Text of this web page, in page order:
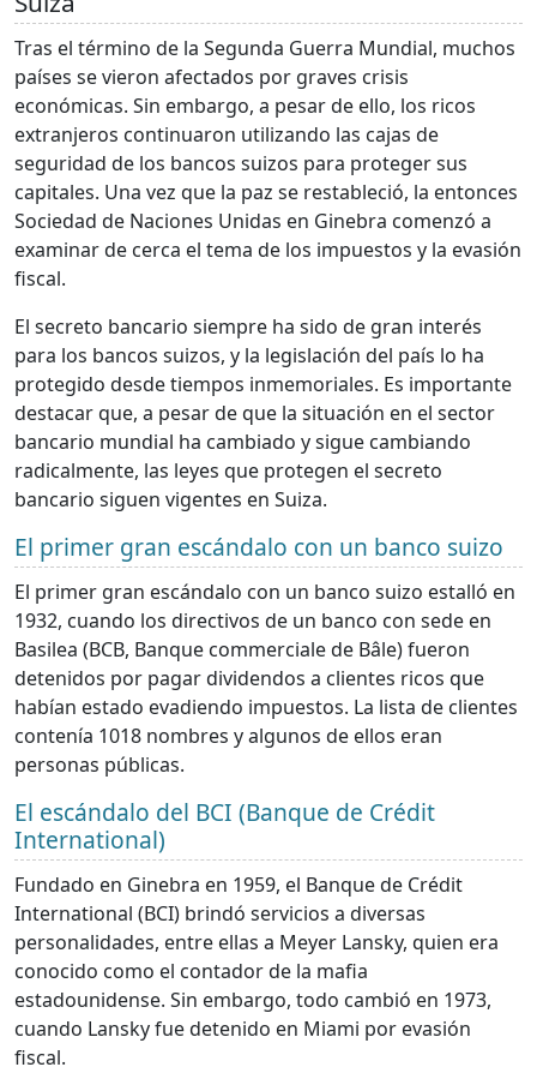
Tras el término de la Segunda Guerra Mundial, muchos
países se vieron afectados por graves crisis
económicas. Sin embargo, a pesar de ello, los ricos
extranjeros continuaron utilizando las cajas de
seguridad de los bancos suizos para proteger sus
capitales. Una vez que la paz se restableció, la entonces
Sociedad de Naciones Unidas en Ginebra comenzó a
examinar de cerca el tema de los impuestos y la evasión
fiscal.
El secreto bancario siempre ha sido de gran interés
para los bancos suizos, y la legislación del país lo ha
protegido desde tiempos inmemoriales. Es importante
destacar que, a pesar de que la situación en el sector
bancario mundial ha cambiado y sigue cambiando
radicalmente, las leyes que protegen el secreto
bancario siguen vigentes en Suiza.
El primer gran escándalo con un banco suizo
El primer gran escándalo con un banco suizo estalló en
1932, cuando los directivos de un banco con sede en
Basilea (BCB, Banque commerciale de Bâle) fueron
detenidos por pagar dividendos a clientes ricos que
habían estado evadiendo impuestos. La lista de clientes
contenía 1018 nombres y algunos de ellos eran
personas públicas.
El escándalo del BCI (Banque de Crédit
International)
Fundado en Ginebra en 1959, el Banque de Crédit
International (BCI) brindó servicios a diversas
personalidades, entre ellas a Meyer Lansky, quien era
conocido como el contador de la mafia
estadounidense. Sin embargo, todo cambió en 1973,
cuando Lansky fue detenido en Miami por evasión
fiscal.